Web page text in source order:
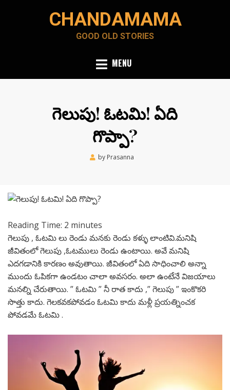
CHANDAMAMA
GOOD OLD STORIES
MENU
గెలుపు! ఓటమి! ఏది
గొప్పా?
by Prasanna
Reading Time: 2 minutes
గెలుపు , ఓటమి లు రెండు మనకు రెండు కళ్ళు లాంటివి.మనిషి
జీవితంలో గెలుపు ,ఓటములు రెండు ఉంటాయి. అవే మనిషి
ఎదగడానికి కారణం అవుతాయి. జీవితంలో ఏది సాధించాలి అన్నా
ముందు ఓపికగా ఉండటం చాలా అవసరం. అలా ఉంటేనే విజయాలు
మనల్ని చేరుతాయి. ” ఓటమి ” నీ రాత కాదు ,” గెలుపు ” ఇంకొకరి
సొత్తు కాదు. గెలకవకపోవడం ఓటమి కాదు మళ్లీ ప్రయత్నించక
పోవడమే ఓటమి .